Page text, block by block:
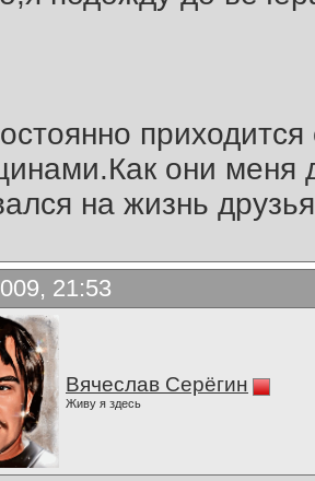
приходится
они меня
на жизнь
21:53
Вячеслав Серёгин
Живу я здесь